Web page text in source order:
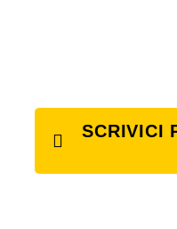
SCRIVICI